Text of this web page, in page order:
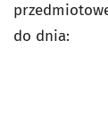
do dnia:
02